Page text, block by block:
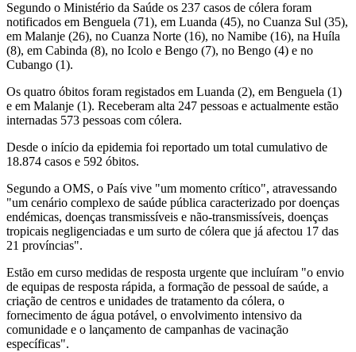
Segundo o Ministério da Saúde os 237 casos de cólera foram
notificados em Benguela (71), em Luanda (45), no Cuanza Sul (35),
em Malanje (26), no Cuanza Norte (16), no Namibe (16), na Huíla
(8), em Cabinda (8), no Icolo e Bengo (7), no Bengo (4) e no
Cubango (1).
Os quatro óbitos foram registados em Luanda (2), em Benguela (1)
e em Malanje (1). Receberam alta 247 pessoas e actualmente estão
internadas 573 pessoas com cólera.
Desde o início da epidemia foi reportado um total cumulativo de
18.874 casos e 592 óbitos.
Segundo a OMS, o País vive "um momento crítico", atravessando
"um cenário complexo de saúde pública caracterizado por doenças
endémicas, doenças transmissíveis e não-transmissíveis, doenças
tropicais negligenciadas e um surto de cólera que já afectou 17 das
21 províncias".
Estão em curso medidas de resposta urgente que incluíram "o envio
de equipas de resposta rápida, a formação de pessoal de saúde, a
criação de centros e unidades de tratamento da cólera, o
fornecimento de água potável, o envolvimento intensivo da
comunidade e o lançamento de campanhas de vacinação
específicas".